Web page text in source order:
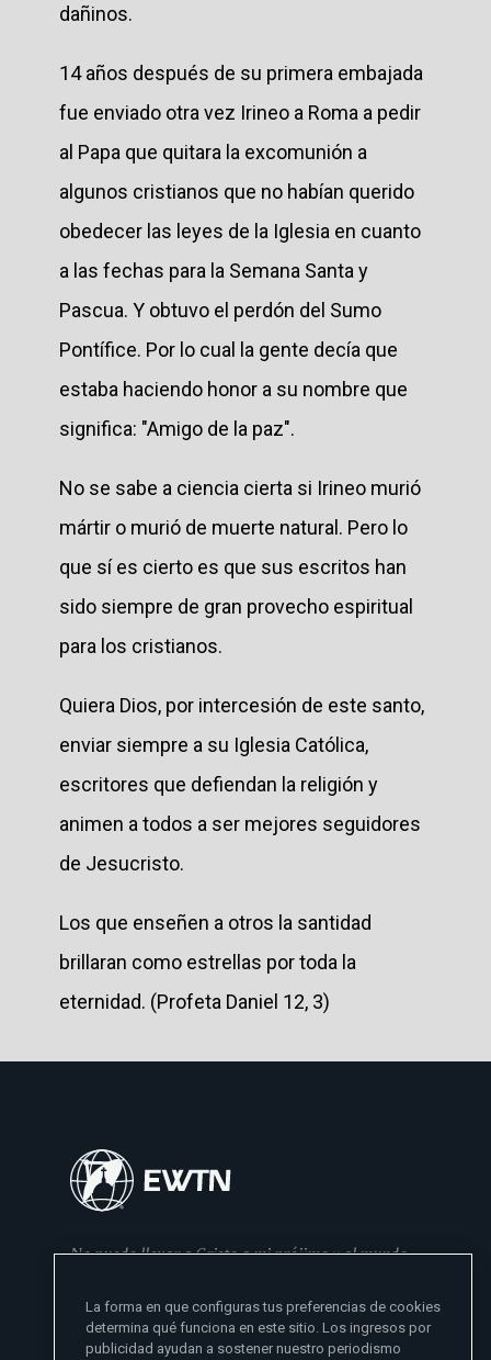
dañinos.
14 años después de su primera embajada
fue enviado otra vez Irineo a Roma a pedir
al Papa que quitara la excomunión a
algunos cristianos que no habían querido
obedecer las leyes de la Iglesia en cuanto
a las fechas para la Semana Santa y
Pascua. Y obtuvo el perdón del Sumo
Pontífice. Por lo cual la gente decía que
estaba haciendo honor a su nombre que
significa: "Amigo de la paz".
No se sabe a ciencia cierta si Irineo murió
mártir o murió de muerte natural. Pero lo
que sí es cierto es que sus escritos han
sido siempre de gran provecho espiritual
para los cristianos.
Quiera Dios, por intercesión de este santo,
enviar siempre a su Iglesia Católica,
escritores que defiendan la religión y
animen a todos a ser mejores seguidores
de Jesucristo.
Los que enseñen a otros la santidad
brillaran como estrellas por toda la
eternidad. (Profeta Daniel 12, 3)
No puedo llevar a Cristo a mi prójimo y al mundo
- Madre Angelica
La forma en que configuras tus preferencias de cookies
determina qué funciona en este sitio. Los ingresos por
publicidad ayudan a sostener nuestro periodismo